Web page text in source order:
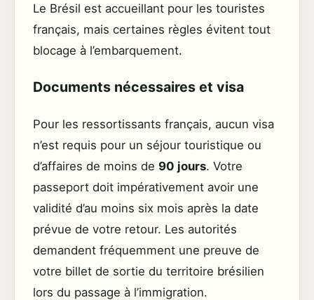
Le Brésil est accueillant pour les touristes
français, mais certaines règles évitent tout
blocage à l’embarquement.
Documents nécessaires et visa
Pour les ressortissants français, aucun visa
n’est requis pour un séjour touristique ou
d’affaires de moins de 90 jours. Votre
passeport doit impérativement avoir une
validité d’au moins six mois après la date
prévue de votre retour. Les autorités
demandent fréquemment une preuve de
votre billet de sortie du territoire brésilien
lors du passage à l’immigration.